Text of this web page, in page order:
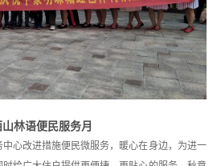
林语便民服务月
心改进措施便民微服务，暖心在身边，为进一